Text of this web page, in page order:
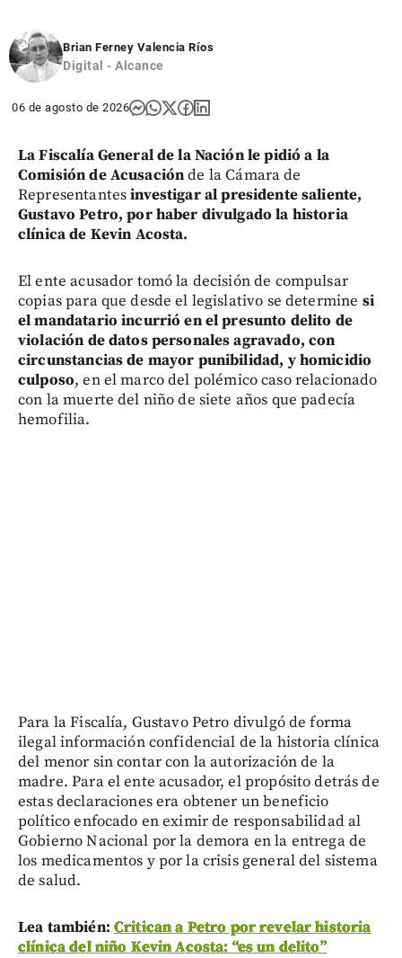
Brian Ferney Valencia Ríos
Digital - Alcance
06 de agosto de 2026
La Fiscalía General de la Nación le pidió a la
Comisión de Acusaciónde la Cámara de
Representantesinvestigar al presidente saliente,
Gustavo Petro, por haber divulgado la historia
clínica de Kevin Acosta.
El ente acusador tomó la decisión de compulsar
copias para que desde el legislativo se determine si
el mandatario incurrió en el presunto delito de
violación de datos personales agravado, con
circunstancias de mayor punibilidad, y homicidio
culposo, en el marco del polémico caso relacionado
con la muerte del niño de siete años que padecía
hemofilia.
Para la Fiscalía, Gustavo Petro divulgó de forma
ilegal información confidencial de la historia clínica
del menor sin contar con la autorización de la
madre. Para el ente acusador, el propósito detrás de
estas declaraciones era obtener un beneficio
político enfocado en eximir de responsabilidad al
Gobierno Nacional por la demora en la entrega de
los medicamentos y por la crisis general del sistema
de salud.
Lea también: Critican a Petro por revelar historia
clínica del niño Kevin Acosta: “es un delito”